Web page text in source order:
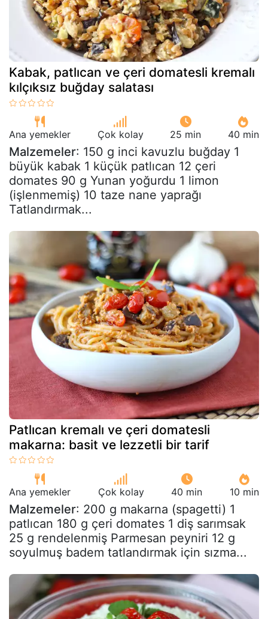
Kabak, patlıcan ve çeri domatesli kremalı
kılçıksız buğday salatası
Ana yemekler Çok kolay 25 min 40 min
Malzemeler: 150 g inci kavuzlu buğday 1
büyük kabak 1 küçük patlıcan 12 çeri
domates 90 g Yunan yoğurdu 1 limon
(işlenmemiş) 10 taze nane yaprağı
Tatlandırmak...
Patlıcan kremalı ve çeri domatesli
makarna: basit ve lezzetli bir tarif
Ana yemekler Çok kolay 40 min 10 min
Malzemeler: 200 g makarna (spagetti) 1
patlıcan 180 g çeri domates 1 diş sarımsak
25 g rendelenmiş Parmesan peyniri 12 g
soyulmuş badem tatlandırmak için sızma...